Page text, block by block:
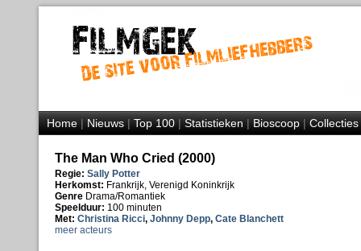
Home|Nieuws|Top 100|Statistieken|Bioscoop|Collecties
The Man Who Cried (2000)
Regie: Sally Potter
Herkomst: Frankrijk, Verenigd Koninkrijk
Genre Drama/Romantiek
Speelduur: 100 minuten
Met: Christina Ricci, Johnny Depp, Cate Blanchett
meer acteurs